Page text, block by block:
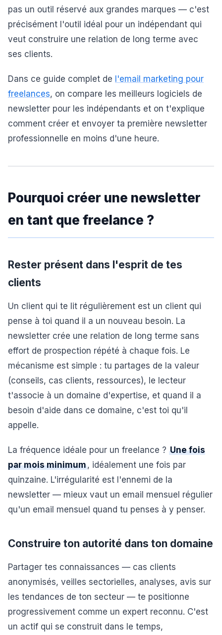
pas un outil réservé aux grandes marques — c'est
précisément l'outil idéal pour un indépendant qui
veut construire une relation de long terme avec
ses clients.
Dans ce guide complet de l'email marketing pour
freelances, on compare les meilleurs logiciels de
newsletter pour les indépendants et on t'explique
comment créer et envoyer ta première newsletter
professionnelle en moins d'une heure.
Pourquoi créer une newsletter
en tant que freelance ?
Rester présent dans l'esprit de tes
clients
Un client qui te lit régulièrement est un client qui
pense à toi quand il a un nouveau besoin. La
newsletter crée une relation de long terme sans
effort de prospection répété à chaque fois. Le
mécanisme est simple : tu partages de la valeur
(conseils, cas clients, ressources), le lecteur
t'associe à un domaine d'expertise, et quand il a
besoin d'aide dans ce domaine, c'est toi qu'il
appelle.
La fréquence idéale pour un freelance ? Une fois
par mois minimum, idéalement une fois par
quinzaine. L'irrégularité est l'ennemi de la
newsletter — mieux vaut un email mensuel régulier
qu'un email mensuel quand tu penses à y penser.
Construire ton autorité dans ton domaine
Partager tes connaissances — cas clients
anonymisés, veilles sectorielles, analyses, avis sur
les tendances de ton secteur — te positionne
progressivement comme un expert reconnu. C'est
un actif qui se construit dans le temps,